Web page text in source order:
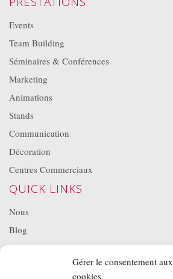
Gérer le consentement aux
cookies
Events
Team Building
Séminaires & Conférences
Marketing
Animations
Stands
Communication
Décoration
Centres Commerciaux
QUICK LINKS
Nous
Blog
Projets
Location de matériel